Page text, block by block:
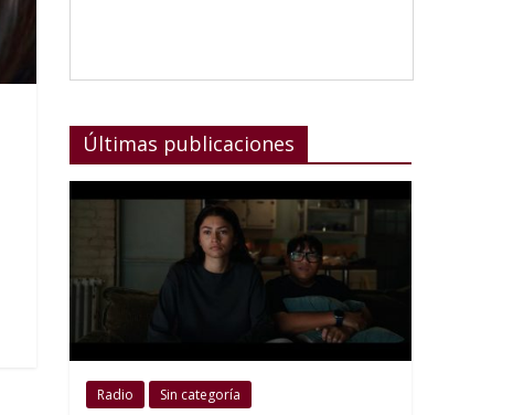
Últimas publicaciones
Radio Sin categoría